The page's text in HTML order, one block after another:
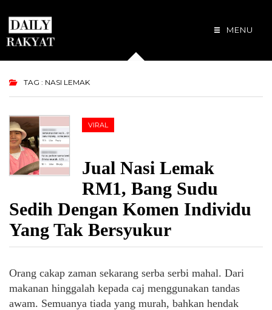
MENU
TAG : NASI LEMAK
VIRAL
Jual Nasi Lemak
RM1, Bang Sudu
Sedih Dengan Komen Individu
Yang Tak Bersyukur
Orang cakap zaman sekarang serba serbi mahal. Dari
makanan hinggalah kepada caj menggunakan tandas
awam. Semuanya tiada yang murah, bahkan hendak